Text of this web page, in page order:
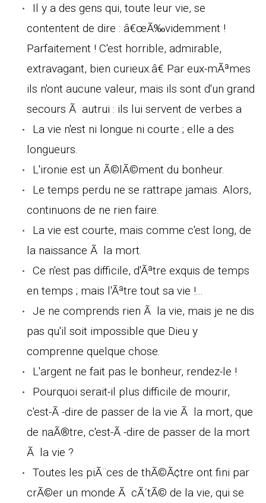
Il y a des gens qui, toute leur vie, se
contentent de dire : â€œÃ‰videmment !
Parfaitement ! C'est horrible, admirable,
extravagant, bien curieux.â€ Par eux-mÃªmes
ils n'ont aucune valeur, mais ils sont d'un grand
secours Ã autrui : ils lui servent de verbes a
La vie n'est ni longue ni courte ; elle a des
longueurs.
L'ironie est un Ã©lÃ©ment du bonheur.
Le temps perdu ne se rattrape jamais. Alors,
continuons de ne rien faire.
La vie est courte, mais comme c'est long, de
la naissance Ã la mort.
Ce n'est pas difficile, d'Ãªtre exquis de temps
en temps ; mais l'Ãªtre tout sa vie !...
Je ne comprends rien Ã la vie, mais je ne dis
pas qu'il soit impossible que Dieu y
comprenne quelque chose.
L'argent ne fait pas le bonheur, rendez-le !
Pourquoi serait-il plus difficile de mourir,
c'est-Ã -dire de passer de la vie Ã la mort, que
de naÃ®tre, c'est-Ã -dire de passer de la mort
Ã la vie ?
Toutes les piÃ¨ces de thÃ©Ã¢tre ont fini par
crÃ©er un monde Ã cÃ´tÃ© de la vie, qui se